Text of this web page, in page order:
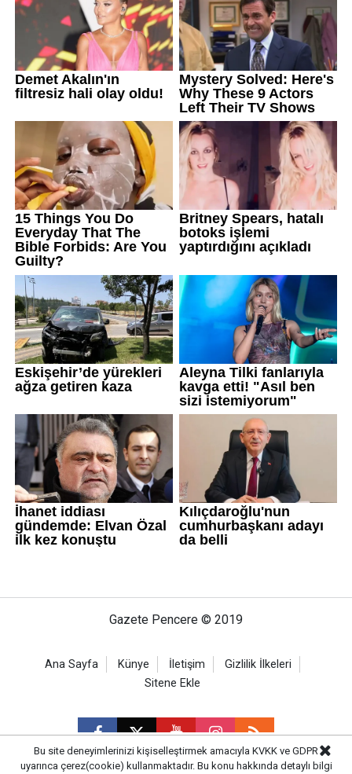
Gazete Pencere © 2019
Ana Sayfa Künye İletişim
Gizlilik İlkeleri
Sitene Ekle
Bu site deneyimlerinizi kişiselleştirmek amacıyla KVKK ve GDPR
uyarınca çerez(cookie) kullanmaktadır. Bu konu hakkında detaylı bilgi